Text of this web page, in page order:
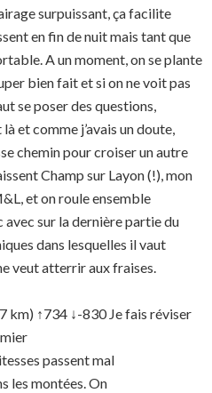
surpuissant, ça facilite
en fin de nuit mais tant que
A un moment, on se plante
bien fait et si on ne voit pas
se poser des questions,
et comme j’avais un doute,
chemin pour croiser un autre
Champ sur Layon (!), mon
et on roule ensemble
avec sur la dernière partie du
dans lesquelles il vaut
veut atterrir aux fraises.
km) ↑734 ↓-830 Je fais réviser
passent mal
les montées. On